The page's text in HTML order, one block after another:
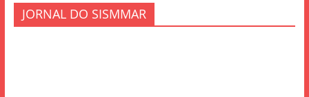
JORNAL DO SISMMAR